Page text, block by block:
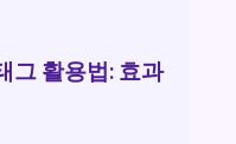
그 활용법: 효과